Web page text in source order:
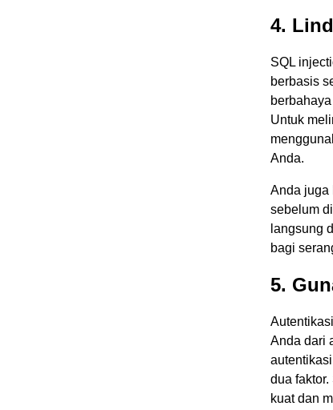
4.
SQL
berbasis
Untuk
Anda.
Anda juga
sebelum
langsung
bagi
5.
Anda dari
dua
kuat dan